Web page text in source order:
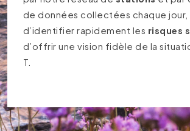
de données collectées chaque
d’identifier rapidement les risques
d’offrir une vision fidèle de la
T.